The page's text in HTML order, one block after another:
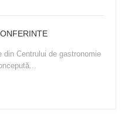
din Centrului de gastronomie